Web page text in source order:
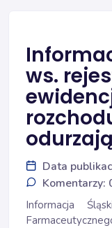
ws.
Data
Komentarzy:
Informacja